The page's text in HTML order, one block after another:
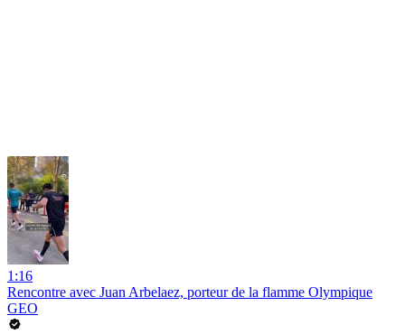
1:16
Rencontre avec Juan Arbelaez, porteur de la flamme Olympique
GEO